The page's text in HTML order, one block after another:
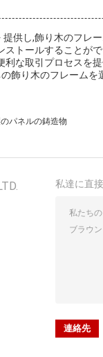
供し,飾り木のフレ
ストールすることが
な取引プロセスを
飾り木のフレームを
パネルの鋳造物
私達に直